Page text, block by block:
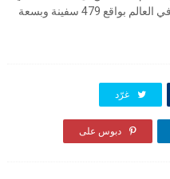
"Cosco" هو رابع أكبر خط شحن حاويات في العالم بواقع 479 سفينة وبسعة
غرّد
دبوس على